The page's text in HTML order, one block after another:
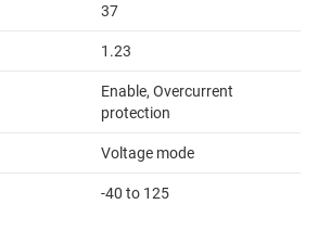
37
1.23
Enable, Overcurrent
protection
Voltage mode
-40 to 125